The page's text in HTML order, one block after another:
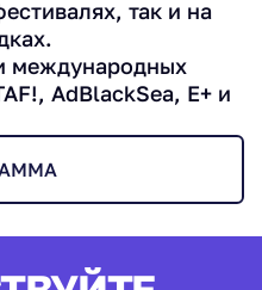
так и на
международных
AdBlackSea, E+ и